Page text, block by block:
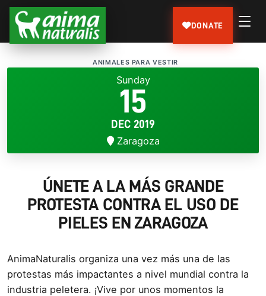
DONATE
ANIMALES PARA VESTIR
Sunday
15
DEC 2019
Zaragoza
ÚNETE A LA MÁS GRANDE
PROTESTA CONTRA EL USO DE
PIELES EN ZARAGOZA
AnimaNaturalis organiza una vez más una de las
protestas más impactantes a nivel mundial contra la
industria peletera. ¡Vive por unos momentos la